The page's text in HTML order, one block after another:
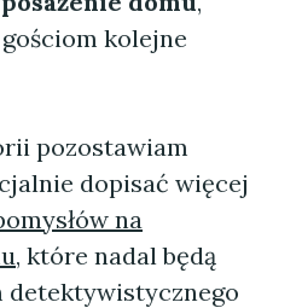
gościom kolejne
pozostawiam
dopisać więcej
na
, które nadal będą
detektywistycznego